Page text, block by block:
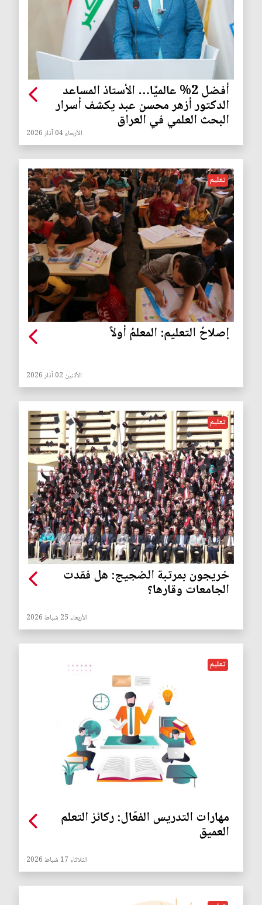
أفضل 2% عالميًا… الأستاذ المساعد
الدكتور أزهر محسن عبد يكشف أسرار
البحث العلمي في العراق
الأربعاء 04 آذار 2026
تعليم
إصلاحُ التعليم: المعلمُ أولاً
الأثنين 02 آذار 2026
تعليم
خريجون بمرتبة الضجيج: هل فقدت
الجامعات وقارها؟
الأربعاء 25 شباط 2026
تعليم
مهارات التدريس الفعّال: ركائز التعلم
العميق
الثلاثاء 17 شباط 2026